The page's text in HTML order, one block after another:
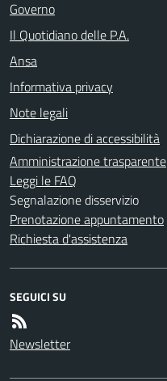
Governo
Il Quotidiano delle P.A.
Ansa
Informativa privacy
Note legali
Dichiarazione di accessibilità
Amministrazione trasparente
Leggi le FAQ
Segnalazione disservizio
Prenotazione appuntamento
Richiesta d'assistenza
SEGUICI SU
Newsletter